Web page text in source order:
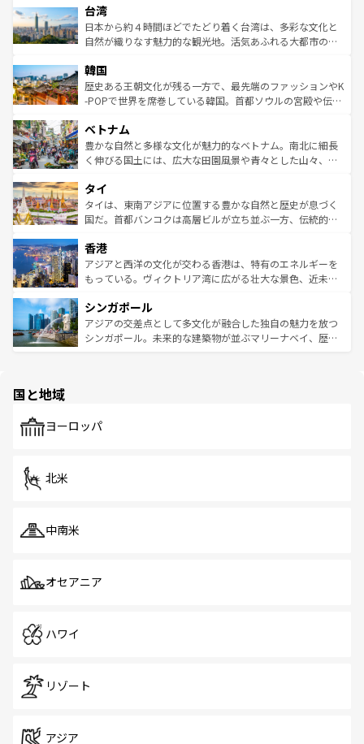
ならではの贅沢な旅のスタイルだ。 なお、新着のアメリカ
情報はコンテンツ一覧を参照してほしい。
れるおもてなしの心で訪れる人々を迎えてくれるハワイの
人々、おいしいローカルフードやハワイアンミュージッ
ク、伝統的なフラダンスなど、すべてがハワイの魅力を彩
ワイを、存分に味わってほしい。 なお、新着のハワイ情報
はコンテンツ一覧を参照してほしい。
リアリーフや大陸中央部にそびえるウルル（エアーズロッ
ク）、タスマニアの美しい原生林やケアンズの熱帯雨林な
ど、見どころがたくさん。また、カフェやワイン、オージ
いる。アクティビティも充実しており、サーフィンやダイ
ビング、ハイキングなど、アウトドア好きにはたまらな
い。オーストラリアの多彩な魅力を存分に味わいつくそ
参照してほしい。
台湾
日本から約４時間ほどでたどり着く台湾は、多彩な文化と
自然が織りなす魅力的な観光地。活気あふれる大都市の台
ン）、静ひつな山岳地帯である台湾東部など、都市の喧騒
と山間の静けさが共存しており、訪れる人に新しい発見と
驚きをもたらしてくれる。また、奥深い台湾の食文化も魅
容にもいいと評判のスイーツなど、バラエティ豊かな料理
が味わえる。 なお、新着の台湾情報は コンテンツ一覧を参
照してほしい。
韓国
歴史ある王朝文化が残る一方で、最先端のファッションやK
-POPで世界を席巻している韓国。首都ソウルの宮殿や伝統
き、地方に足を延ばせば四季折々の自然美を楽しむことが
できる。そして、キムチや焼肉、絶品のストリートフード
まで、さまざまな韓国料理が待っている。夜には、韓国な
リティに包まれながら、韓国の多彩な魅力を心ゆくまで味
わってみてほしい。 なお、新着の韓国情報はコンテンツ一
覧を参照してほしい。
ベトナム
豊かな自然と多様な文化が魅力的なベトナム。南北に細長
く伸びる国土には、広大な田園風景や青々とした山々、世
急速な発展と共に伝統が息づく。ハノイの古い町並みやホ
ーチミン市のフランス統治時代の建物も、独特の雰囲気を
醸し出している。また、バラエティの豊かさとおいしさで
とつ。フォーやバインミー、ベトナムコーヒーなどは、ぜ
ひ現地で味わいたい。どの地域を訪れてもあたたかい人々
が旅行者を迎えてくれるので、きっと忘れられない旅にな
参照してほしい。
タイ
タイは、東南アジアに位置する豊かな自然と歴史が息づく
国だ。首都バンコクは高層ビルが立ち並ぶ一方、伝統的な
の活気が交差している。北部ではチェンマイなどの山岳地
帯で自然と触れ合い、南部ではプーケットやクラビの美し
いビーチでリゾート気分を楽しむことができる。タイ料理
激する。気候は一年中温暖で、どの季節にも異なる楽しみ
が待っている。親しみやすいタイの人々、仏教を中心とし
た文化、そして多様な観光資源が、訪れる旅人を魅了し続
香港
アジアと西洋の文化が交わる香港は、特有のエネルギーを
もっている。ヴィクトリア湾に広がる壮大な景色、近未来
み、どこを訪れても感動するはず。観光スポットが密集し
ており、効率よく見どころを回れるのも魅力。息をのむよ
うな絶景から文化的な体験まで、香港を存分に楽しみ尽く
シンガポール
アジアの交差点として多文化が融合した独自の魅力を放つ
シンガポール。未来的な建築物が並ぶマリーナベイ、歴史
で、ホーカーズは地元の風情を楽しめる外せないスポット
国と地域
ヨーロッパ
北米
中南米
オセアニア
ハワイ
リゾート
アジア